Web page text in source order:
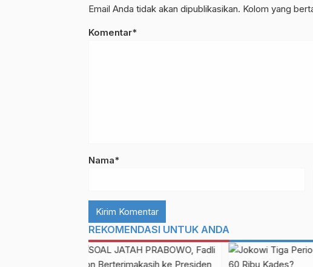
Email Anda tidak akan dipublikasikan. Kolom yang
Komentar*
Nama*
REKOMENDASI UNTUK ANDA